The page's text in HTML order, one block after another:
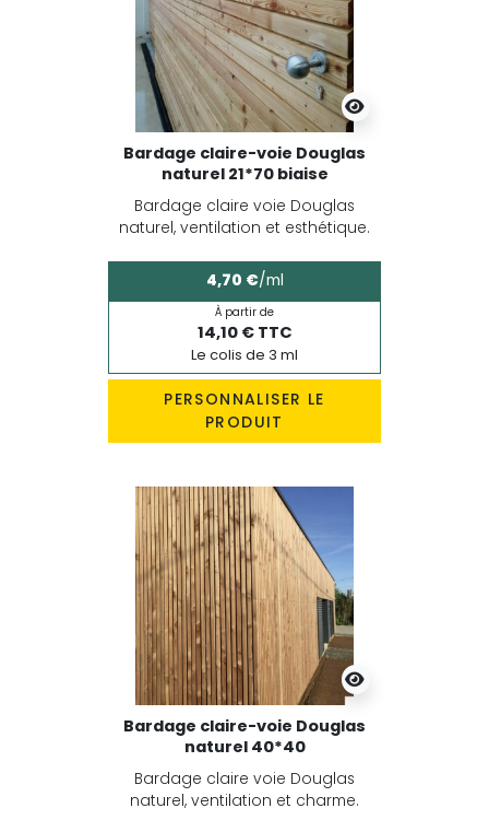
Bardage claire-voie Douglas
naturel 21*70 biaise
Bardage claire voie Douglas
naturel, ventilation et esthétique.
4,70 €/ml
À partir de
14,10 € TTC
Le colis de 3 ml
PERSONNALISER LE
PRODUIT
Bardage claire-voie Douglas
naturel 40*40
Bardage claire voie Douglas
naturel, ventilation et charme.